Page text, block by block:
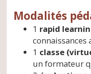
Modalités
1 rapid
1 classe
un formateur